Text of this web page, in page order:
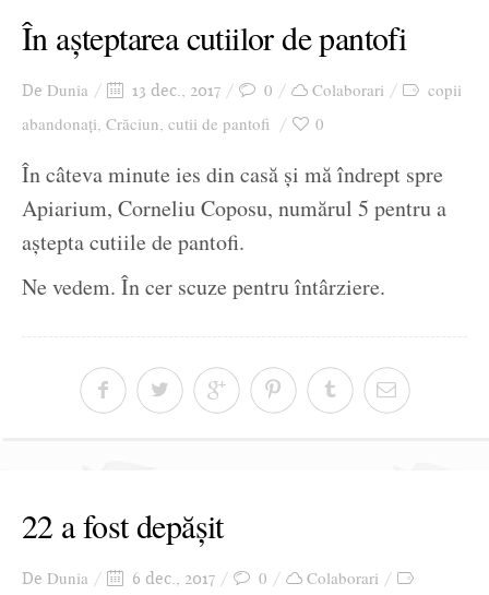
În așteptarea cutiilor de pantofi
De Dunia 13 dec., 2017 0 Colaborari
copii
abandonați, Crăciun, cutii de pantofi 0
În câteva minute ies din casă și mă îndrept spre
Apiarium, Corneliu Coposu, numărul 5 pentru a
aștepta cutiile de pantofi.
Ne vedem. În cer scuze pentru întârziere.
22 a fost depășit
De Dunia 6 dec., 2017 0
Colaborari